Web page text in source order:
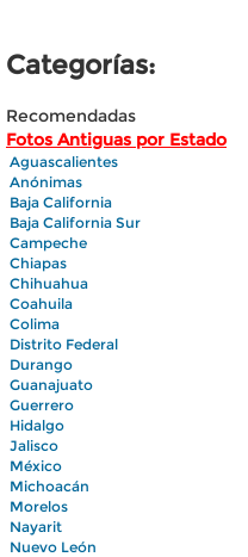
Categorías:
Recomendadas
Fotos Antiguas por Estado
Aguascalientes
Anónimas
Baja California
Baja California Sur
Campeche
Chiapas
Chihuahua
Coahuila
Colima
Distrito Federal
Durango
Guanajuato
Guerrero
Hidalgo
Jalisco
México
Michoacán
Morelos
Nayarit
Nuevo León